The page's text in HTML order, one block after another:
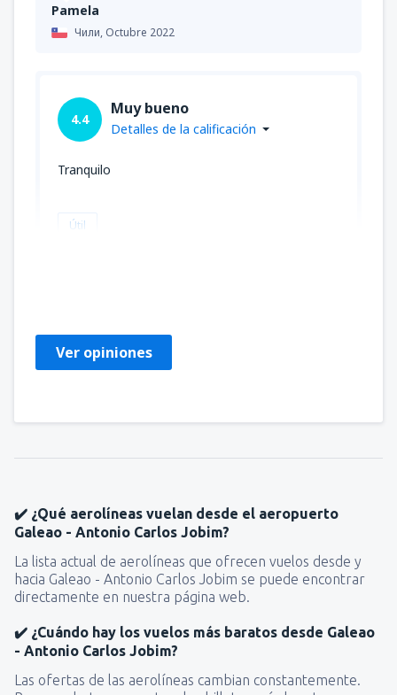
Pamela
Чили, Octubre 2022
4.4
Muy bueno
Detalles de la calificación
Tranquilo
Útil
Ver opiniones
✔️ ¿Qué aerolíneas vuelan desde el aeropuerto
Galeao - Antonio Carlos Jobim?
La lista actual de aerolíneas que ofrecen vuelos desde y
hacia Galeao - Antonio Carlos Jobim se puede encontrar
directamente en nuestra página web.
✔️ ¿Cuándo hay los vuelos más baratos desde Galeao
- Antonio Carlos Jobim?
Las ofertas de las aerolíneas cambian constantemente.